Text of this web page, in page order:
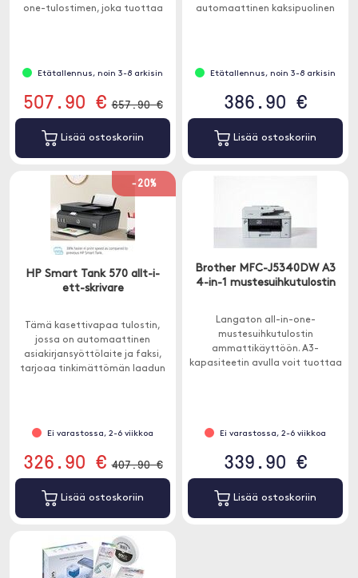
one-tulostimen, joka tuottaa
Etätallennus, noin 3-8 arkisin
507.90 € 657.90 €
Lisää ostoskoriin
automaattinen kaksipuolinen
Etätallennus, noin 3-8 arkisin
386.90 €
Lisää ostoskoriin
-20%
HP Smart Tank 570 allt-i-
ett-skrivare
Tämä kasettivapaa tulostin,
jossa on automaattinen
asiakirjansyöttölaite ja faksi,
tarjoaa tinkimättömän laadun
Ei varastossa, 2-6 viikkoa
326.90 € 407.90 €
Lisää ostoskoriin
Brother MFC-J5340DW A3
4-in-1 mustesuihkutulostin
Langaton all-in-one-
mustesuihkutulostin
ammattikäyttöön. A3-
kapasiteetin avulla voit tuottaa
Ei varastossa, 2-6 viikkoa
339.90 €
Lisää ostoskoriin